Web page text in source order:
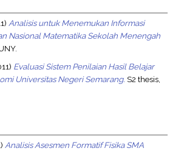
Analisis untuk Menemukan Informasi
Nasional Matematika Sekolah Menengah
Evaluasi Sistem Penilaian Hasil Belajar
Universitas Negeri Semarang. S2 thesis,
Analisis Asesmen Formatif Fisika SMA